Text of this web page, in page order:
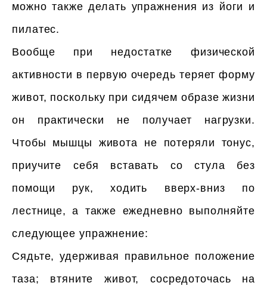
можно также делать упражнения из йоги и
пилатес.
Вообще при недостатке физической
активности в первую очередь теряет форму
живот, поскольку при сидячем образе жизни
он практически не получает нагрузки.
Чтобы мышцы живота не потеряли тонус,
приучите себя вставать со стула без
помощи рук, ходить вверх-вниз по
лестнице, а также ежедневно выполняйте
следующее упражнение:
Сядьте, удерживая правильное положение
таза; втяните живот, сосредоточась на